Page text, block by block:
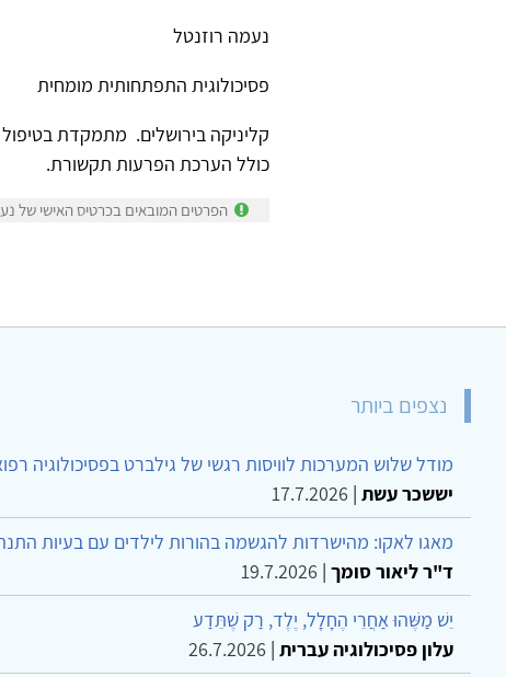
נעמה רוזנטל
פסיכולוגית התפתחותית מומחית
קליניקה בירושלים. מתמקדת בטיפול
כולל הערכת הפרעות תקשורת.
הפרטים המובאים בכרטיס האישי של
נצפים ביותר
מודל שלוש המערכות לוויסות רגשי של גילברט בפסיכולוגיה
יששכר עשת |
17.7.2026
מאגו לאקו: מהישרדות להגשמה בהורות לילדים עם בעיות
ד"ר ליאור סומך |
19.7.2026
יֵשׁ מַשֶּׁהוּ אַחֲרֵי הֶחָלָל, יֶלֶד, רַק שֶׁתֵּדַע
עלון פסיכולוגיה עברית |
26.7.2026